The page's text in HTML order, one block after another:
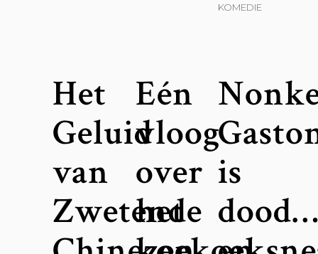
KOMEDIE
Het
Geluid
van
Zwetende
Eén
vloog
over
het
is